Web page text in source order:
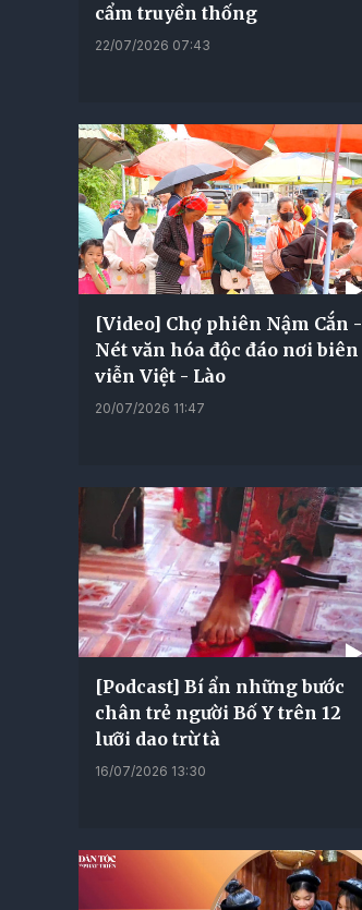
cẩm truyền thống
22/07/2026 07:43
[Video] Chợ phiên Nậm Cắn -
Nét văn hóa độc đáo nơi biên
viễn Việt - Lào
20/07/2026 11:47
[Podcast] Bí ẩn những bước
chân trẻ người Bố Y trên 12
lưỡi dao trừ tà
16/07/2026 13:30